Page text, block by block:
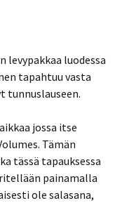
luodessa
tapahtuu vasta
tunnuslauseen.
jossa itse
Tämän
tässä tapauksessa
painamalla
ole salasana,